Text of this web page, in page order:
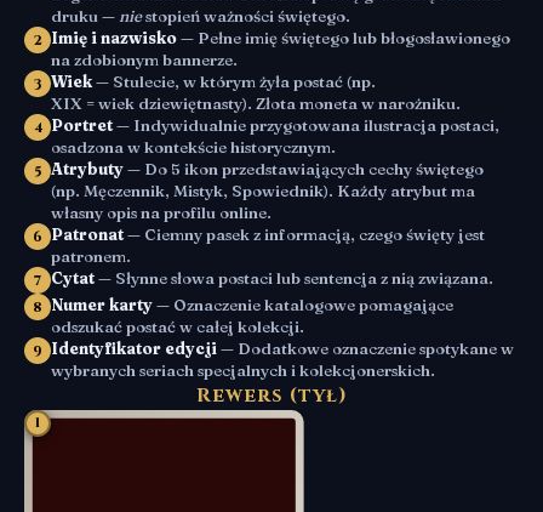
druku —niestopień ważności świętego.
2 Imię i nazwisko— Pełne imię świętego lub błogosławionego
na zdobionym bannerze.
3 Wiek— Stulecie, w którym żyła postać (np.
XIX = wiek dziewiętnasty). Złota moneta w narożniku.
4 Portret— Indywidualnie przygotowana ilustracja postaci,
osadzona w kontekście historycznym.
5 Atrybuty— Do 5 ikon przedstawiających cechy świętego
(np. Męczennik, Mistyk, Spowiednik). Każdy atrybut ma
własny opis na profilu online.
6 Patronat— Ciemny pasek z informacją, czego święty jest
patronem.
7 Cytat— Słynne słowa postaci lub sentencja z nią związana.
8 Numer karty— Oznaczenie katalogowe pomagające
odszukać postać w całej kolekcji.
9 Identyfikator edycji— Dodatkowe oznaczenie spotykane w
wybranych seriach specjalnych i kolekcjonerskich.
Rewers (tył)
1